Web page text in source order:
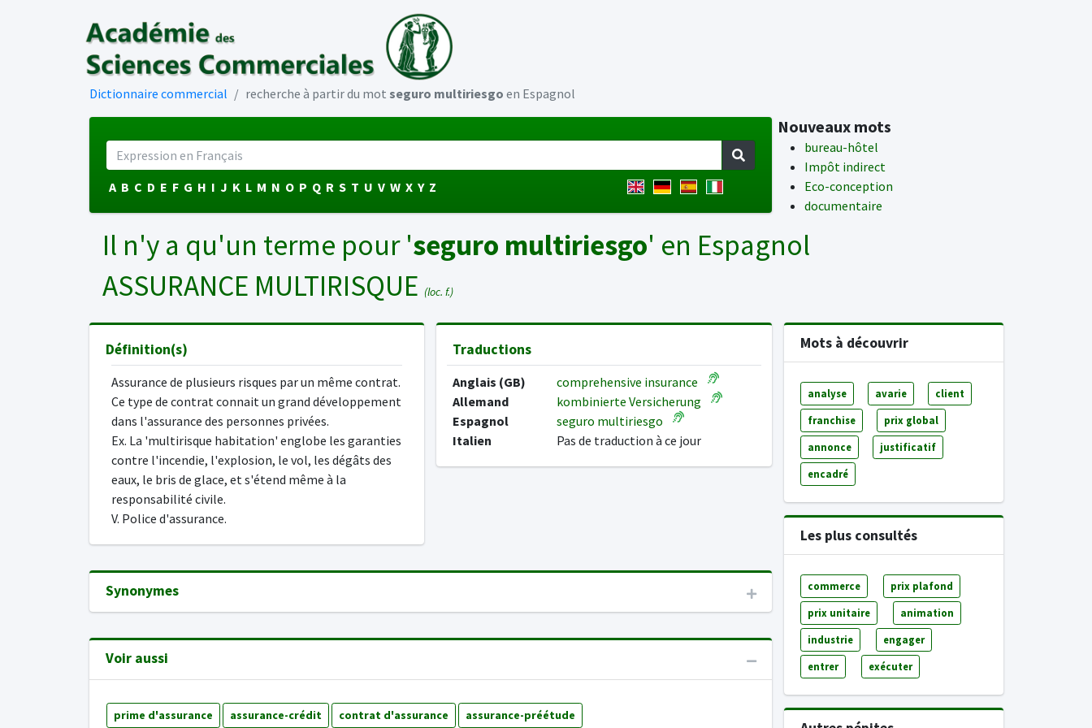
Dictionnaire commercial recherche à partir du mot seguro multiriesgo en Espagnol
A B C D E F G H I J K L M N O P Q R S T U V W X Y Z
Nouveaux mots
bureau-hôtel
Impôt indirect
Eco-conception
documentaire
Il n'y a qu'un terme pour 'seguro multiriesgo' en Espagnol
ASSURANCE MULTIRISQUE (loc. f.)
Définition(s)
Assurance de plusieurs risques par un même contrat.
Ce type de contrat connait un grand développement
dans l'assurance des personnes privées.
Ex. La 'multirisque habitation' englobe les garanties
contre l'incendie, l'explosion, le vol, les dégâts des
eaux, le bris de glace, et s'étend même à la
responsabilité civile.
V. Police d'assurance.
Traductions
Anglais (GB)
comprehensive insurance
Allemand
kombinierte Versicherung
Espagnol
seguro multiriesgo
Italien
Pas de traduction à ce jour
Synonymes
Voir aussi
prime d'assurance assurance-crédit contrat d'assurance assurance-préétude
Mots à découvrir
analyse avarie client
franchise prix global
annonce justificatif
encadré
Les plus consultés
commerce prix plafond
prix unitaire animation
industrie engager
entrer exécuter